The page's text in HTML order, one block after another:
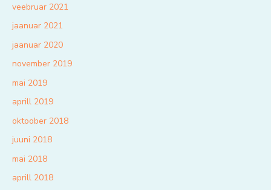
veebruar 2021
jaanuar 2021
jaanuar 2020
november 2019
mai 2019
aprill 2019
oktoober 2018
juuni 2018
mai 2018
aprill 2018